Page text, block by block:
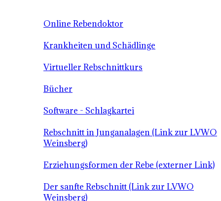
Online Rebendoktor
Krankheiten und Schädlinge
Virtueller Rebschnittkurs
Bücher
Software - Schlagkartei
Rebschnitt in Junganalagen (Link zur LVWO
Weinsberg)
Erziehungsformen der Rebe (externer Link)
Der sanfte Rebschnitt (Link zur LVWO
Weinsberg)